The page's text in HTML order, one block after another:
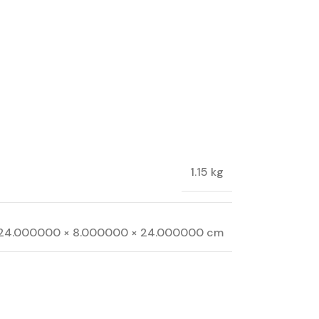
1.15 kg
× 8.000000 × 24.000000 cm